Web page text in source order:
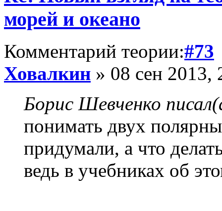
морей и океано
Комментарий теории:#73
Ховалкин » 08 сен 2013,
Борис Шевченко
понимать двух
придумали, а что
ведь в учебниках об